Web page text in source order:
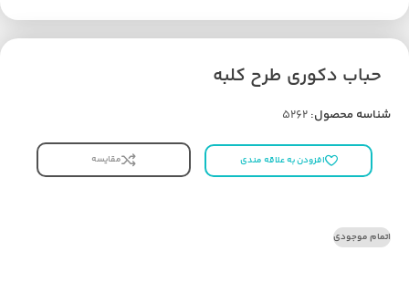
حباب دکوری طرح کلبه
شناسه محصول: 5262
افزودن به علاقه مندی مقایسه
اتمام موجودی